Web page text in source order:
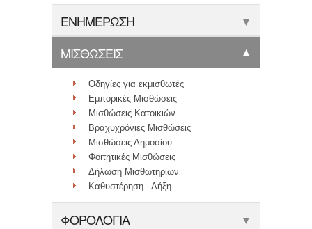
ΕΝΗΜΕΡΩΣΗ ▼
ΜΙΣΘΩΣΕΙΣ ▼
Οδηγίες για εκμισθωτές
Εμπορικές Μισθώσεις
Μισθώσεις Κατοικιών
Βραχυχρόνιες Μισθώσεις
Μισθώσεις Δημοσίου
Φοιτητικές Μισθώσεις
Δήλωση Μισθωτηρίων
Καθυστέρηση - Λήξη
ΦΟΡΟΛΟΓΙΑ ▼